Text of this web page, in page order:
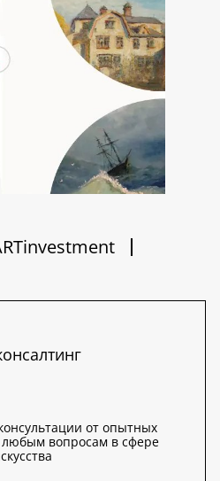
от опытных
любым вопросам в сфере